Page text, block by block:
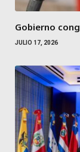
Gobierno
JULIO 17, 2026